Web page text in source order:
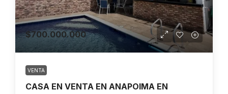
$700.000.000
VENTA
CASA EN VENTA EN ANAPOIMA EN